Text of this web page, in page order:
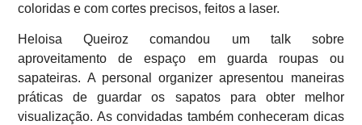
coloridas e com cortes precisos, feitos a laser.
Heloisa Queiroz comandou um talk sobre
aproveitamento de espaço em guarda roupas ou
sapateiras. A personal organizer apresentou maneiras
práticas de guardar os sapatos para obter melhor
visualização. As convidadas também conheceram dicas